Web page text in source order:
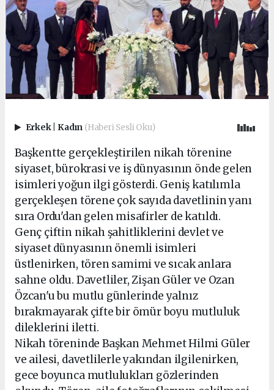
Erkek Kadın (Haberi Sesli Oku)
Başkentte gerçekleştirilen nikah törenine
siyaset, bürokrasi ve iş dünyasının önde gelen
isimleri yoğun ilgi gösterdi. Geniş katılımla
gerçekleşen törene çok sayıda davetlinin yanı
sıra Ordu'dan gelen misafirler de katıldı.
Genç çiftin nikah şahitliklerini devlet ve
siyaset dünyasının önemli isimleri
üstlenirken, tören samimi ve sıcak anlara
sahne oldu. Davetliler, Zişan Güler ve Ozan
Özcan'u bu mutlu günlerinde yalnız
bırakmayarak çifte bir ömür boyu mutluluk
dileklerini iletti.
Nikah töreninde Başkan Mehmet Hilmi Güler
ve ailesi, davetlilerle yakından ilgilenirken,
gece boyunca mutlulukları gözlerinden